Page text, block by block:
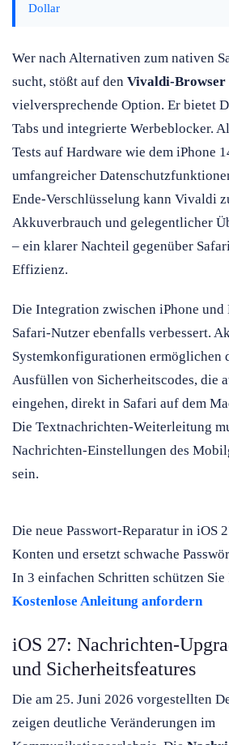
Dollar
Wer nach Alternativen zum nativen
sucht, stößt auf den Vivaldi-Browser
vielversprechende Option. Er bietet
Tabs und integrierte Werbeblocker.
Tests auf Hardware wie dem iPhone
umfangreicher
Ende-Verschlüsselung kann Vivaldi
Akkuverbrauch und gelegentlicher
– ein klarer Nachteil gegenüber
Effizienz.
Die Integration zwischen iPhone
Safari-Nutzer ebenfalls verbessert.
Systemkonfigurationen ermöglichen
Ausfüllen von Sicherheitscodes, die
eingehen, direkt in Safari auf dem
Die Textnachrichten-Weiterleitung
Nachrichten-Einstellungen des
sein.
Die neue Passwort-Reparatur in iOS
Konten und ersetzt schwache
In 3 einfachen Schritten schützen Sie
Kostenlose Anleitung anfordern
iOS 27: Nachrichten-
und Sicherheitsfeatures
Die am 25. Juni 2026 vorgestellten
zeigen deutliche Veränderungen im